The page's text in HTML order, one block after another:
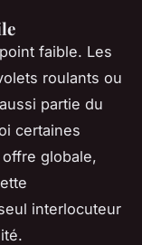
faible. Les
roulants ou
partie du
certaines
globale,
interlocuteur